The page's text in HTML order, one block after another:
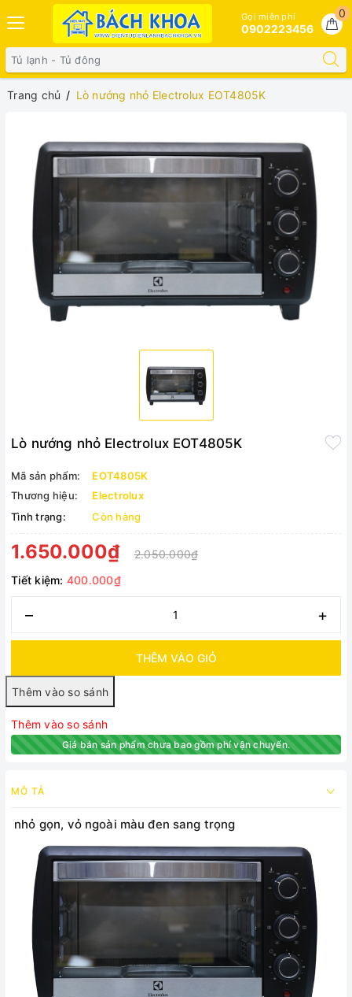
0
Gọi miễn phí
0902223456
Trang chủ Lò nướng nhỏ Electrolux EOT4805K
Lò nướng nhỏ Electrolux EOT4805K
Mã sản phẩm:
EOT4805K
Thương hiệu:
Electrolux
Tình trạng:
Còn hàng
1.650.000₫
2.050.000₫
Tiết kiệm: 400.000₫
– +
THÊM VÀO GIỎ
Thêm vào so sánh
Giá bán sản phẩm chưa bao gồm phí vận chuyển.
MÔ TẢ
nhỏ gọn, vỏ ngoài màu đen sang trọng